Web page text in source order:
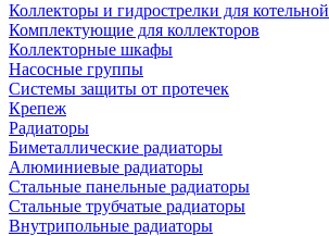
Коллекторы и гидрострелки для котельной
Комплектующие для коллекторов
Коллекторные шкафы
Насосные группы
Системы защиты от протечек
Крепеж
Радиаторы
Биметаллические радиаторы
Алюминиевые радиаторы
Стальные панельные радиаторы
Стальные трубчатые радиаторы
Внутрипольные радиаторы